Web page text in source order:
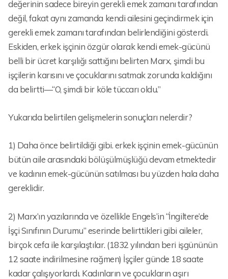
değerinin sadece bireyin gerekli emek zamanı tarafından
değil, fakat aynı zamanda kendi ailesini geçindirmek için
gerekli emek zamanı tarafından belirlendiğini gösterdi.
Eskiden, erkek işçinin özgür olarak kendi emek-gücünü
belli bir ücret karşılığı sattığını belirten Marx, şimdi bu
işçilerin karısını ve çocuklarını satmak zorunda kaldığını
da belirtti—“O, şimdi bir köle tüccarı oldu.”
Yukarıda belirtilen gelişmelerin sonuçları nelerdir?
1) Daha önce belirtildiği gibi. erkek işçinin emek-gücünün
bütün aile arasındaki bölüşülmüşlüğü devam etmektedir
ve kadının emek-gücünün satılması bu yüzden hala daha
gereklidir.
2) Marx’ın yazılarında ve özellikle Engels’in “İngiltere’de
İşçi Sınıfının Durumu” eserinde belirttikleri gibi aileler,
birçok cefa ile karşılaştılar. (1832 yılından beri işgününün
12 saate indirilmesine rağmen) İşçiler günde 18 saate
kadar çalışıyorlardı. Kadınların ve çocukların aşırı